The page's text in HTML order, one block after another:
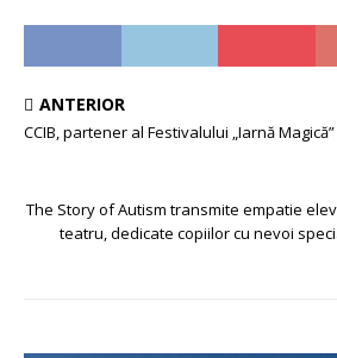
ANTERIOR
CCIB, partener al Festivalului „Iarnă Magică”
The Story of Autism transmite empatie
teatru, dedicate copiilor cu nevoi